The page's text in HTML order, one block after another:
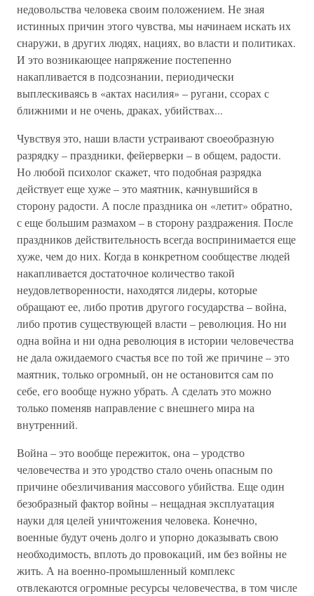
недовольства человека своим положением. Не зная
истинных причин этого чувства, мы начинаем искать их
снаружи, в других людях, нациях, во власти и политиках.
И это возникающее напряжение постепенно
накапливается в подсознании, периодически
выплескиваясь в «актах насилия» – ругани, ссорах с
ближними и не очень, драках, убийствах...
Чувствуя это, наши власти устраивают своеобразную
разрядку – праздники, фейерверки – в общем, радости.
Но любой психолог скажет, что подобная разрядка
действует еще хуже – это маятник, качнувшийся в
сторону радости. А после праздника он «летит» обратно,
с еще большим размахом – в сторону раздражения. После
праздников действительность всегда воспринимается еще
хуже, чем до них. Когда в конкретном сообществе людей
накапливается достаточное количество такой
неудовлетворенности, находятся лидеры, которые
обращают ее, либо против другого государства – война,
либо против существующей власти – революция. Но ни
одна война и ни одна революция в истории человечества
не дала ожидаемого счастья все по той же причине – это
маятник, только огромный, он не остановится сам по
себе, его вообще нужно убрать. А сделать это можно
только поменяв направление с внешнего мира на
внутренний.
Война – это вообще пережиток, она – уродство
человечества и это уродство стало очень опасным по
причине обезличивания массового убийства. Еще один
безобразный фактор войны – нещадная эксплуатация
науки для целей уничтожения человека. Конечно,
военные будут очень долго и упорно доказывать свою
необходимость, вплоть до провокаций, им без войны не
жить. А на военно-промышленный комплекс
отвлекаются огромные ресурсы человечества, в том числе